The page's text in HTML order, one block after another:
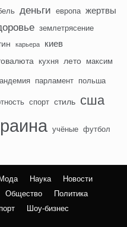
деньги европа жертвы
землетрясение
карьера киев
кухня лето максим
парламент польша
спорт стиль сша
учёные футбол
Мода Наука
Новости
Общество
Политика
Шоу-бизнес